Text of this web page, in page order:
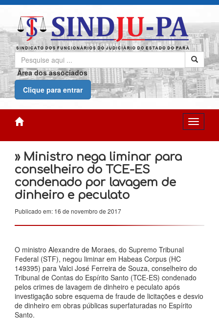
Área dos associados
Clique para entrar
» Ministro nega liminar para
conselheiro do TCE-ES
condenado por lavagem de
dinheiro e peculato
Publicado em: 16 de novembro de 2017
O ministro Alexandre de Moraes, do Supremo Tribunal
Federal (STF), negou liminar em Habeas Corpus (HC
149395) para Valci José Ferreira de Souza, conselheiro do
Tribunal de Contas do Espírito Santo (TCE-ES) condenado
pelos crimes de lavagem de dinheiro e peculato após
investigação sobre esquema de fraude de licitações e desvio
de dinheiro em obras públicas superfaturadas no Espírito
Santo.